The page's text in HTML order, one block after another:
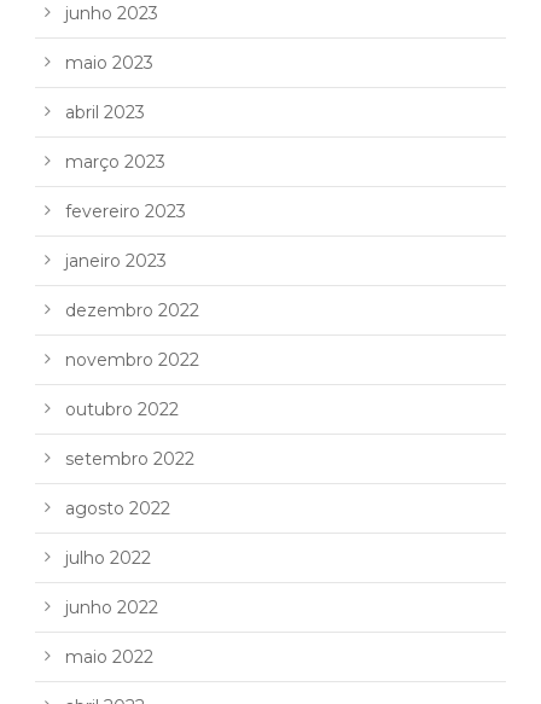
junho 2023
maio 2023
abril 2023
março 2023
fevereiro 2023
janeiro 2023
dezembro 2022
novembro 2022
outubro 2022
setembro 2022
agosto 2022
julho 2022
junho 2022
maio 2022